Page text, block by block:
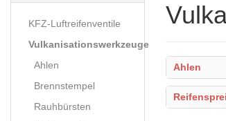
Ahlen
KFZ-Luftreifenventile
Vulkanisationswerkzeuge
Ahlen
Brennstempel
Rauhbürsten